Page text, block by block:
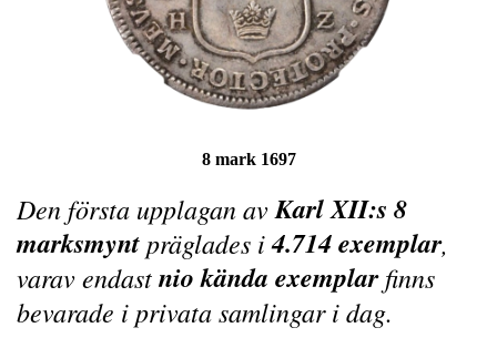
8 mark 1697
Den första upplagan avKarl XII:s 8
marksmynt präglades i4.714 exemplar,
varav endastnio kända exemplarfinns
bevarade i privata samlingar i dag.